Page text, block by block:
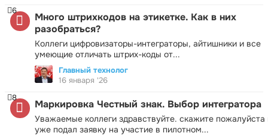
Много штрихкодов на этикетке. Как в них
разобраться?
Коллеги цифровизаторы-интеграторы, айтишники и все
умеющие отличать штрих-коды от...
6
Главный технолог
16 января '26
Маркировка Честный знак. Выбор интегратора
Уважаемые коллеги здравствуйте. скажите пожалуйста
уже подал заявку на участие в пилотном...
8